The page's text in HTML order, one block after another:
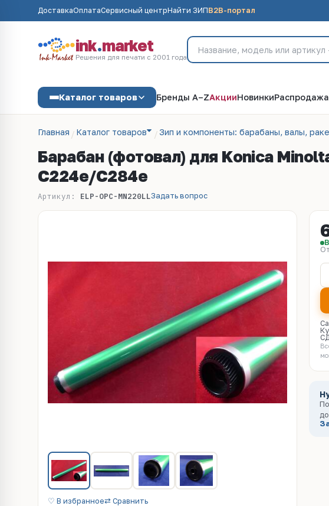
ДоставкаОплатаСервисный центрНайти ЗИПB2B-портал
ink.market
Решения для печати с 2001 года
Каталог товаров Бренды A–ZАкцииНовинкиРаспродажа
Главная Каталог товаров Зип и компоненты: барабаны, валы,
Барабан (фотовал) для Konica
C224e/C284e
Артикул: ELP-OPC-MN220LLЗадать вопрос
♡ В избранное⇄ Сравнить